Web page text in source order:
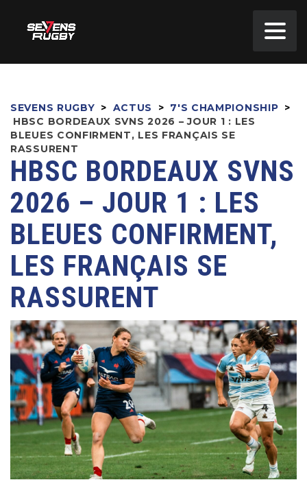
SEVENS RUGBY > ACTUS > 7'S CHAMPIONSHIP >
HBSC BORDEAUX SVNS 2026 – JOUR 1 : LES
BLEUES CONFIRMENT, LES FRANÇAIS SE
RASSURENT
HBSC BORDEAUX SVNS
2026 – JOUR 1 : LES
BLEUES CONFIRMENT,
LES FRANÇAIS SE
RASSURENT